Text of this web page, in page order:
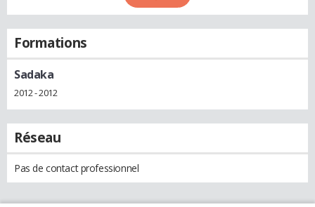
Formations
Sadaka
2012 - 2012
Réseau
Pas de contact professionnel